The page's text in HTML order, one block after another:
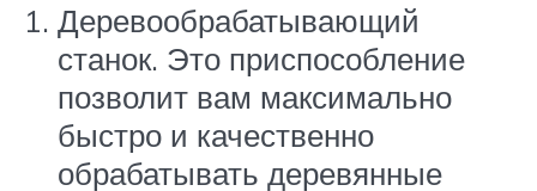
Деревообрабатывающий
станок. Это приспособление
позволит вам максимально
быстро и качественно
обрабатывать деревянные